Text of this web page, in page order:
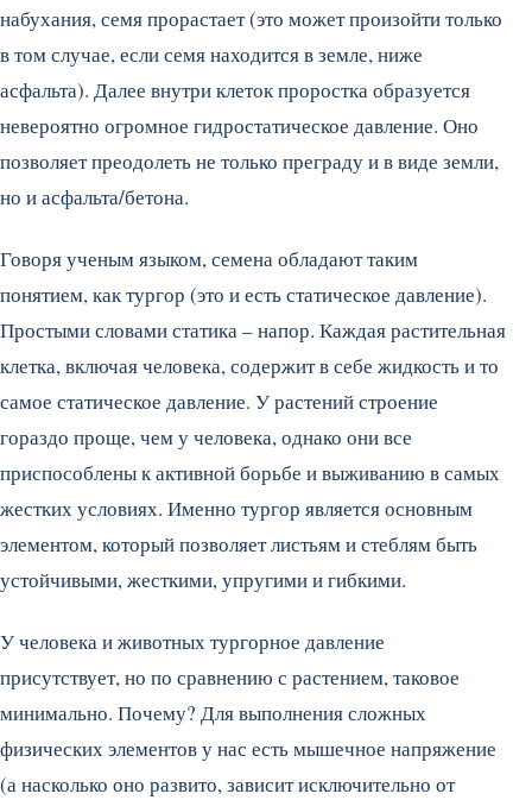
набухания, семя прорастает (это может произойти только
в том случае, если семя находится в земле, ниже
асфальта). Далее внутри клеток проростка образуется
невероятно огромное гидростатическое давление. Оно
позволяет преодолеть не только преграду и в виде земли,
но и асфальта/бетона.
Говоря ученым языком, семена обладают таким
понятием, как тургор (это и есть статическое давление).
Простыми словами статика – напор. Каждая растительная
клетка, включая человека, содержит в себе жидкость и то
самое статическое давление. У растений строение
гораздо проще, чем у человека, однако они все
приспособлены к активной борьбе и выживанию в самых
жестких условиях. Именно тургор является основным
элементом, который позволяет листьям и стеблям быть
устойчивыми, жесткими, упругими и гибкими.
У человека и животных тургорное давление
присутствует, но по сравнению с растением, таковое
минимально. Почему? Для выполнения сложных
физических элементов у нас есть мышечное напряжение
(а насколько оно развито, зависит исключительно от